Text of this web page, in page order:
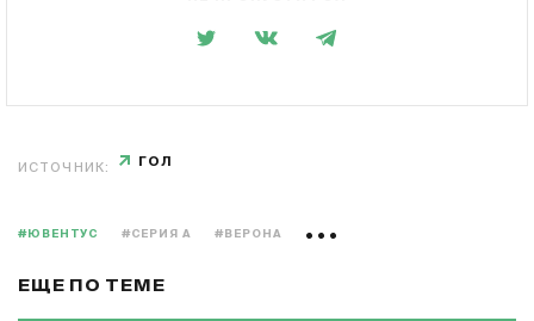
ИСТОЧНИК: ГОЛ
#ЮВЕНТУС #СЕРИЯ А #ВЕРОНА
ЕЩЕ ПО ТЕМЕ